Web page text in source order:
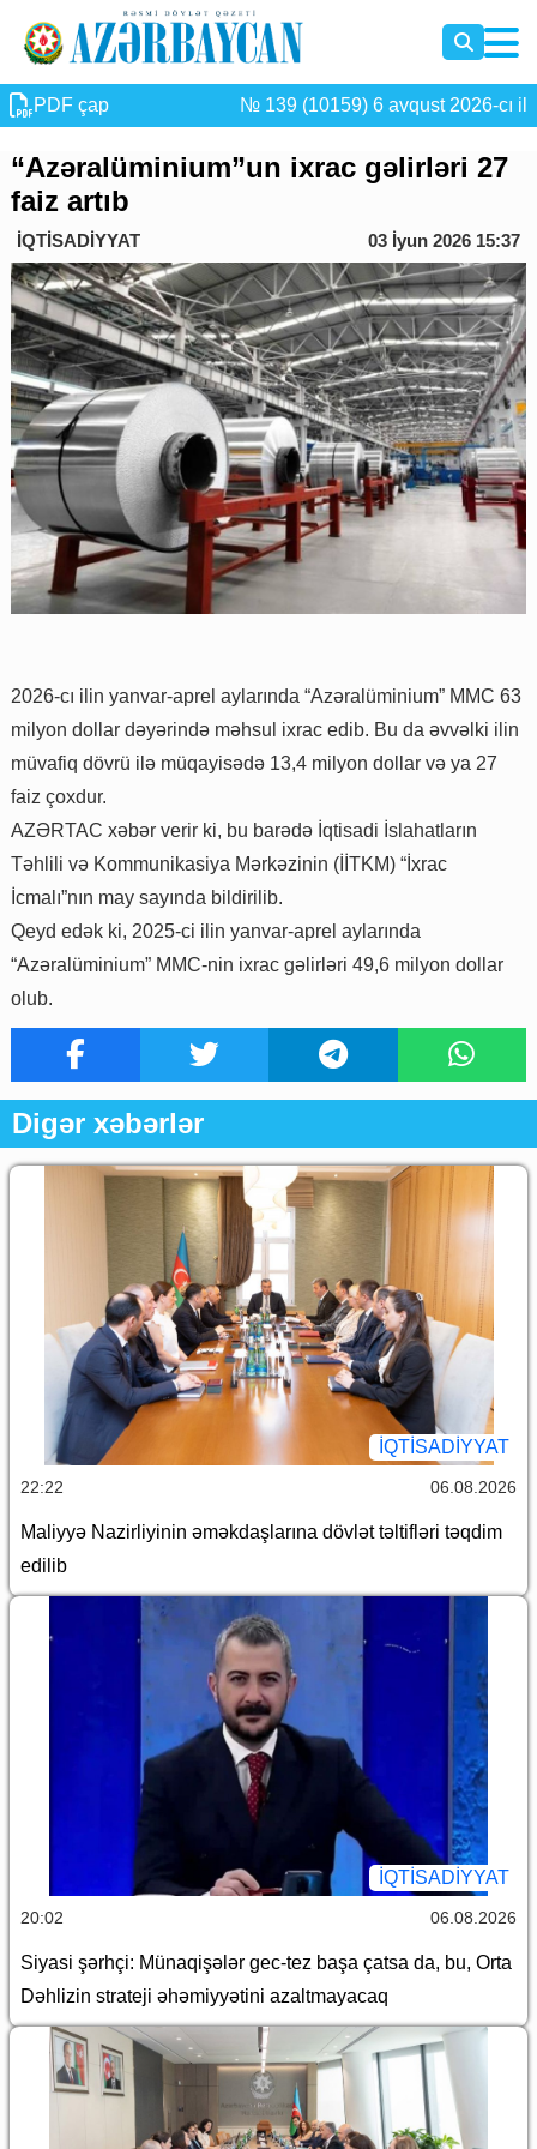
PDF çap № 139 (10159) 6 avqust 2026-cı il
“Azəralüminium”un ixrac gəlirləri 27
faiz artıb
İQTİSADİYYAT 03 İyun 2026 15:37
2026-cı ilin yanvar-aprel aylarında “Azəralüminium” MMC 63
milyon dollar dəyərində məhsul ixrac edib. Bu da əvvəlki ilin
müvafiq dövrü ilə müqayisədə 13,4 milyon dollar və ya 27
faiz çoxdur.
AZƏRTAC xəbər verir ki, bu barədə İqtisadi İslahatların
Təhlili və Kommunikasiya Mərkəzinin (İİTKM) “İxrac
İcmalı”nın may sayında bildirilib.
Qeyd edək ki, 2025-ci ilin yanvar-aprel aylarında
“Azəralüminium” MMC-nin ixrac gəlirləri 49,6 milyon dollar
olub.
Digər xəbərlər
İQTİSADİYYAT
22:22 06.08.2026
Maliyyə Nazirliyinin əməkdaşlarına dövlət təltifləri təqdim
edilib
İQTİSADİYYAT
20:02 06.08.2026
Siyasi şərhçi: Münaqişələr gec-tez başa çatsa da, bu, Orta
Dəhlizin strateji əhəmiyyətini azaltmayacaq